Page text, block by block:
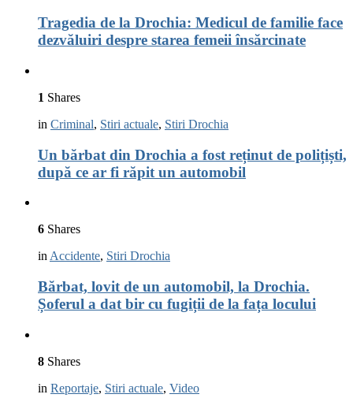
Tragedia de la Drochia: Medicul de familie face
dezvăluiri despre starea femeii însărcinate
1 Shares
in Criminal, Stiri actuale, Stiri Drochia
Un bărbat din Drochia a fost reținut de polițiști,
după ce ar fi răpit un automobil
6 Shares
in Accidente, Stiri Drochia
Bărbat, lovit de un automobil, la Drochia.
Șoferul a dat bir cu fugiții de la fața locului
8 Shares
in Reportaje, Stiri actuale, Video